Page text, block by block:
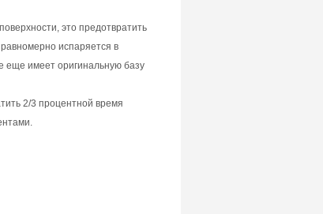
это предотвратить
испаряется в
еще имеет оригинальную базу
2/3 процентной время